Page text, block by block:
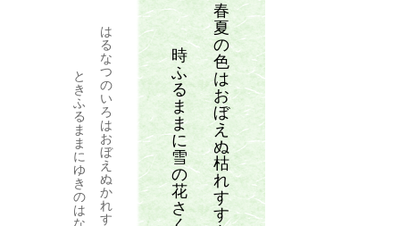
春
夏
の
色
は
お
ぼ
え
ぬ
枯
れ
す
す
時
ふ
る
ま
ま
に
雪
の
花
さ
は
る
な
つ
の
い
ろ
は
お
ぼ
え
ぬ
か
れ
す
と
き
ふ
る
ま
ま
に
ゆ
き
の
は